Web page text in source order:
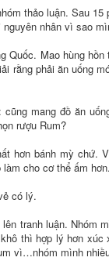
thảo luận. Sau
nhân vì sao
Quốc. Mao hùng
rằng phải ăn uống
cũng mang đồ ăn
rượu Rum?
hơn bánh mỳ chứ.
cho cơ thể ấm
có lý.
tranh luận. Nhóm
thì hợp lý hơn
vì…nhóm mình